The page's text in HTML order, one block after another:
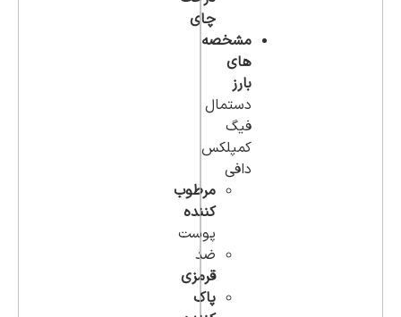
چای
مشخصه
های
بارز
دستمال
فیگ
کمپلکس
دافی
مرطوب
کننده
پوست
ضد
قرمزی
پاک